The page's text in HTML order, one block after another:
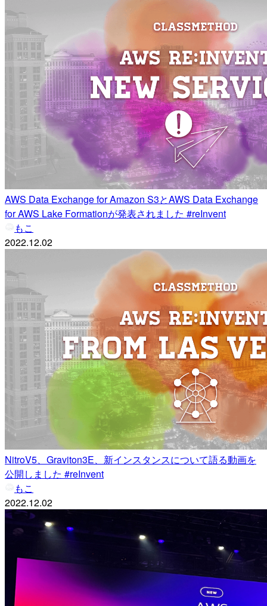
AWS Data Exchange for Amazon S3とAWS Data Exchange
for AWS Lake Formationが発表されました #reInvent
もこ
2022.12.02
NitroV5、Graviton3E、新インスタンスについて語る動画を
公開しました #reInvent
もこ
2022.12.02